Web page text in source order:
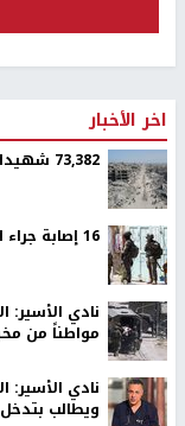
اخر الأخبار
73,382 شهيدا منذ بدء حرب الإبادة على قطاع غزة
16 إصابة جراء اقتحام الاحتلال مخيم قلنديا
مواطناً من
نادي الأسير:
ويطالب